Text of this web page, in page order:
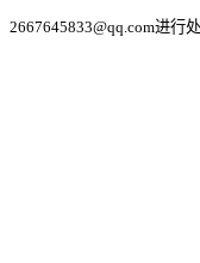
2667645833@qq.com进行